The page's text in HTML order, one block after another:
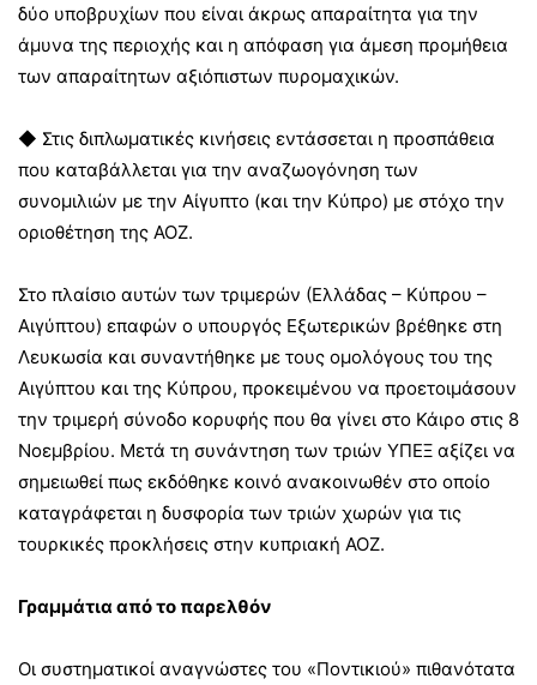
δύο υποβρυχίων που είναι άκρως απαραίτητα για την
άμυνα της περιοχής και η απόφαση για άμεση προμήθεια
των απαραίτητων αξιόπιστων πυρομαχικών.
◆ Στις διπλωματικές κινήσεις εντάσσεται η προσπάθεια
που καταβάλλεται για την αναζωογόνηση των
συνομιλιών με την Αίγυπτο (και την Κύπρο) με στόχο την
οριοθέτηση της ΑΟΖ.
Στο πλαίσιο αυτών των τριμερών (Ελλάδας – Κύπρου –
Αιγύπτου) επαφών ο υπουργός Εξωτερικών βρέθηκε στη
Λευκωσία και συναντήθηκε με τους ομολόγους του της
Αιγύπτου και της Κύπρου, προκειμένου να προετοιμάσουν
την τριμερή σύνοδο κορυφής που θα γίνει στο Κάιρο στις 8
Νοεμβρίου. Μετά τη συνάντηση των τριών ΥΠΕΞ αξίζει να
σημειωθεί πως εκδόθηκε κοινό ανακοινωθέν στο οποίο
καταγράφεται η δυσφορία των τριών χωρών για τις
τουρκικές προκλήσεις στην κυπριακή ΑΟΖ.
Γραμμάτια από το παρελθόν
Οι συστηματικοί αναγνώστες του «Ποντικιού» πιθανότατα